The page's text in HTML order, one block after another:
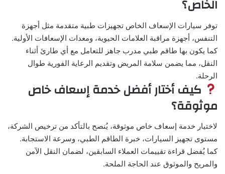
الخاص؟
توفر سيارات الإسعاف الخاص تجهيزات طبية متقدمة مثل أجهزة
التنفس، أجهزة مراقبة العلامات الحيوية، ومعدات الإسعافات الأولية.
كما يكون بها طاقم طبي مدرب جاهز للتعامل مع أي طارئ أثناء
النقل، مما يضمن سلامة المريض وتقديم الرعاية الفورية طوال
الرحلة.
كيف أختار أفضل خدمة إسعاف خاص
موثوقة؟
لاختيار خدمة إسعاف خاص موثوقة، يُنصح بالتأكد من ترخيص الشركة،
مستوى تجهيز السيارات، خبرة الطاقم الطبي، وسرعة الاستجابة.
كما يُفضل قراءة تقييمات العملاء السابقين، لضمان النقل الآمن
والمريح والموثوق عند الحاجة الملحة.